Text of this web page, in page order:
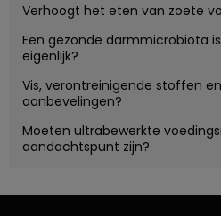
Verhoogt het eten van zoete
Een gezonde darmmicrobiota
eigenlijk?
Vis, verontreinigende stoffen
aanbevelingen?
Moeten ultrabewerkte
aandachtspunt zijn?